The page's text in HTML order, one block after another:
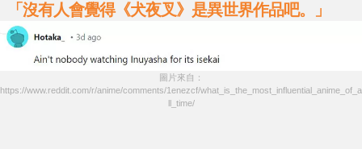
「沒有人會覺得《犬夜叉》是異世界作品吧。」
圖片來自：
https://www.reddit.com/r/anime/comments/1enezcf/what_is_the_most_influential_anime_of_a
ll_time/